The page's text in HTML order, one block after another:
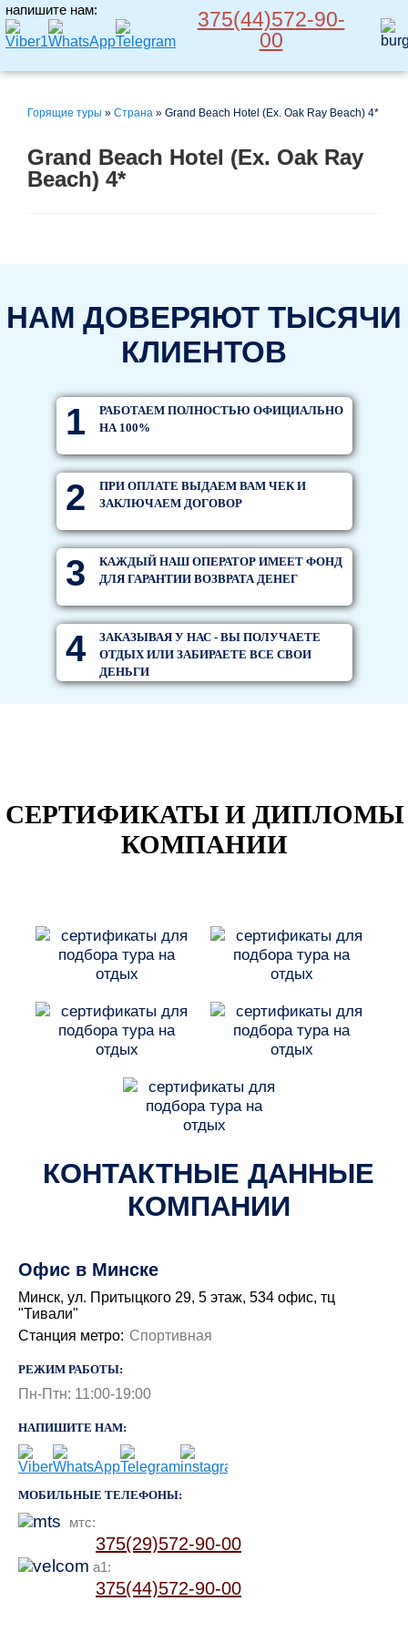
напишите нам:
375(44)572-90-
00
Горящие туры » Страна » Grand Beach Hotel (Ex. Oak Ray Beach) 4*
Grand Beach Hotel (Ex. Oak Ray
Beach) 4*
НАМ ДОВЕРЯЮТ ТЫСЯЧИ
КЛИЕНТОВ
1
РАБОТАЕМ ПОЛНОСТЬЮ ОФИЦИАЛЬНО
НА 100%
2
ПРИ ОПЛАТЕ ВЫДАЕМ ВАМ ЧЕК И
ЗАКЛЮЧАЕМ ДОГОВОР
3
КАЖДЫЙ НАШ ОПЕРАТОР ИМЕЕТ ФОНД
ДЛЯ ГАРАНТИИ ВОЗВРАТА ДЕНЕГ
4
ЗАКАЗЫВАЯ У НАС - ВЫ ПОЛУЧАЕТЕ
ОТДЫХ ИЛИ ЗАБИРАЕТЕ ВСЕ СВОИ
ДЕНЬГИ
СЕРТИФИКАТЫ И ДИПЛОМЫ
КОМПАНИИ
КОНТАКТНЫЕ ДАННЫЕ
КОМПАНИИ
Офис в Минске
Минск, ул. Притыцкого 29, 5 этаж, 534 офис, тц
"Тивали"
Станция метро: Спортивная
РЕЖИМ РАБОТЫ:
Пн-Птн: 11:00-19:00
НАПИШИТЕ НАМ:
МОБИЛЬНЫЕ ТЕЛЕФОНЫ:
мтс:
375(29)572-90-00
a1:
375(44)572-90-00